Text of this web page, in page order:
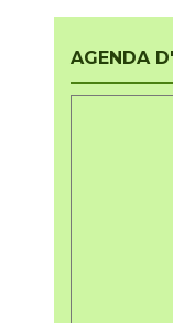
AGENDA